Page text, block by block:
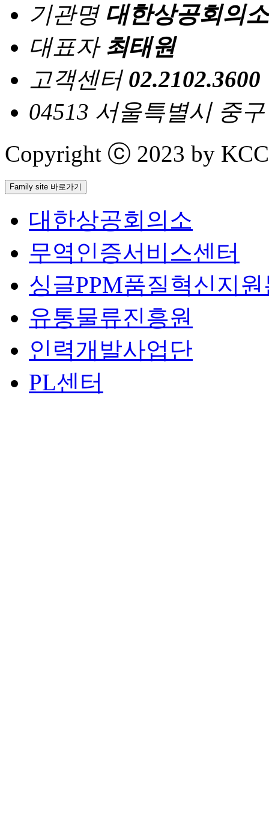
기관명 대한상공회의소
대표자 최태원
고객센터 02.2102.3600
04513 서울특별시 중
Copyright ⓒ 2023 by
Family site 바로가기
대한상공회의소
무역인증서비스센터
싱글PPM품질혁신지
유통물류진흥원
인력개발사업단
PL센터